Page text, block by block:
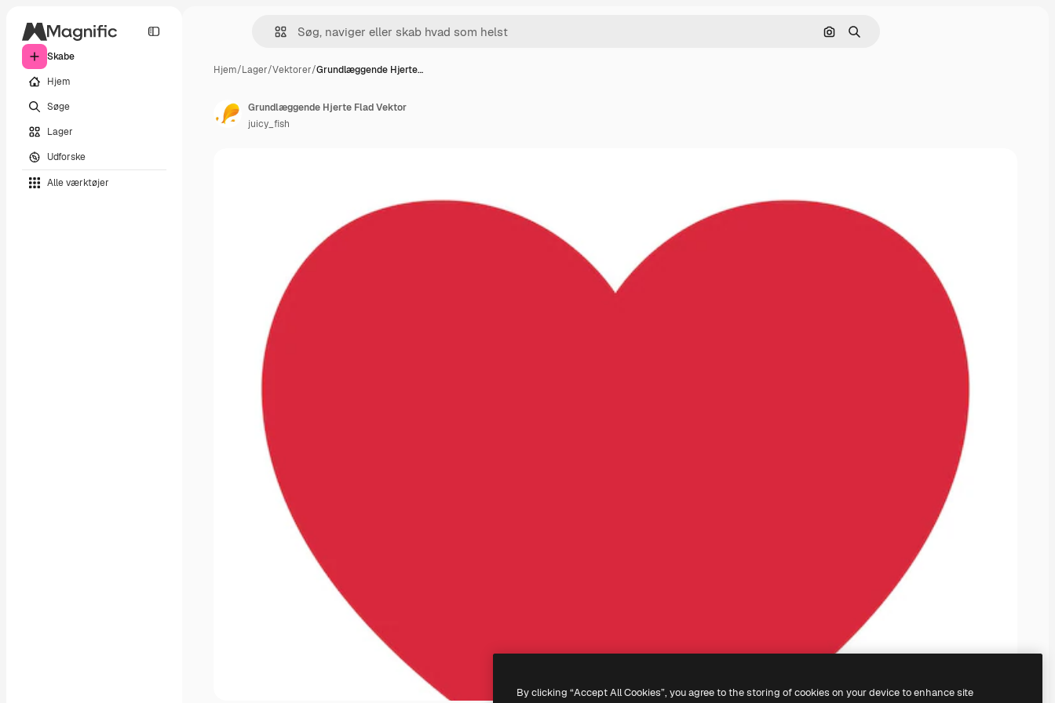
Skabe
Hjem
Søge
Lager
Udforske
Alle værktøjer
Søg efter billede
Søge
Hjem/Lager/Vektorer/Grundlæggende Hjerte…
Grundlæggende Hjerte Flad Vektor
juicy_fish
By clicking “Accept All Cookies”, you agree to the storing of cookies on your device to enhance site